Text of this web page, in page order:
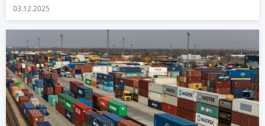
03.12.2025